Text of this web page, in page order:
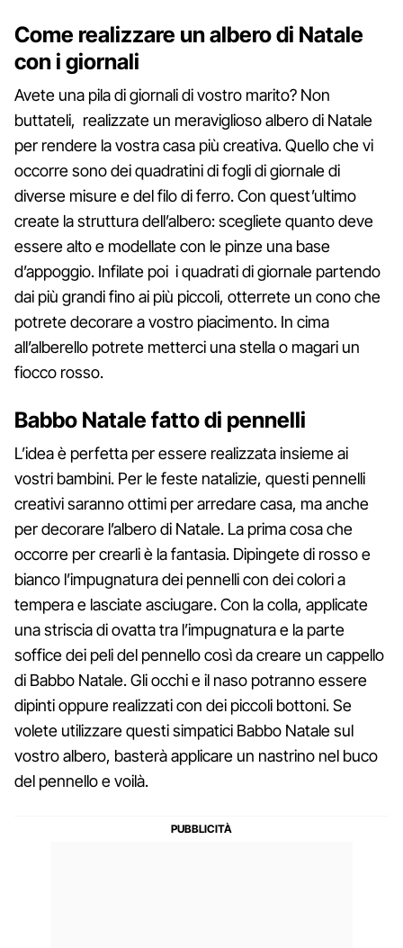
Come realizzare un albero di Natale
con i giornali
Avete una pila di giornali di vostro marito? Non
buttateli, realizzate un meraviglioso albero di Natale
per rendere la vostra casa più creativa. Quello che vi
occorre sono dei quadratini di fogli di giornale di
diverse misure e del filo di ferro. Con quest’ultimo
create la struttura dell’albero: scegliete quanto deve
essere alto e modellate con le pinze una base
d’appoggio. Infilate poi i quadrati di giornale partendo
dai più grandi fino ai più piccoli, otterrete un cono che
potrete decorare a vostro piacimento. In cima
all’alberello potrete metterci una stella o magari un
fiocco rosso.
Babbo Natale fatto di pennelli
L’idea è perfetta per essere realizzata insieme ai
vostri bambini. Per le feste natalizie, questi pennelli
creativi saranno ottimi per arredare casa, ma anche
per decorare l’albero di Natale. La prima cosa che
occorre per crearli è la fantasia. Dipingete di rosso e
bianco l’impugnatura dei pennelli con dei colori a
tempera e lasciate asciugare. Con la colla, applicate
una striscia di ovatta tra l’impugnatura e la parte
soffice dei peli del pennello così da creare un cappello
di Babbo Natale. Gli occhi e il naso potranno essere
dipinti oppure realizzati con dei piccoli bottoni. Se
volete utilizzare questi simpatici Babbo Natale sul
vostro albero, basterà applicare un nastrino nel buco
del pennello e voilà.